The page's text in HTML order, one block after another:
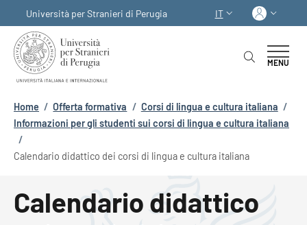
Università per Stranieri di Perugia
SELETTORE LINGUA:
IT
MENU
Briciole di pane
Home / Offerta formativa / Corsi di lingua e cultura italiana /
Informazioni per gli studenti sui corsi di lingua e cultura italiana
/
Calendario didattico dei corsi di lingua e cultura italiana
Calendario didattico